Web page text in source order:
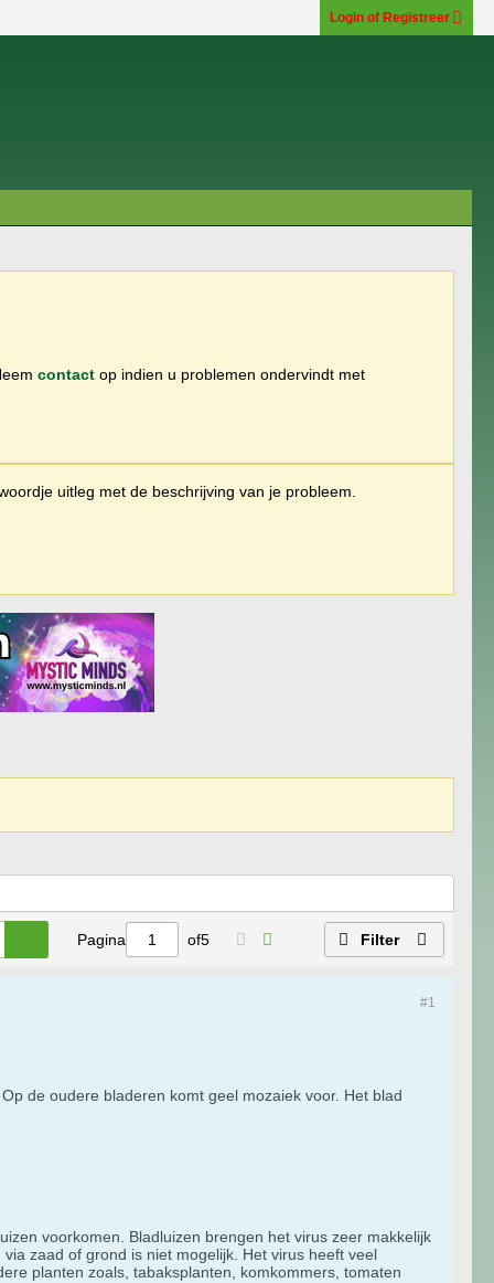
Login of Registreer
contact op indien u problemen ondervindt met
uitleg met de beschrijving van je probleem.
Pagina of5 Filter
#1
de oudere bladeren komt geel mozaiek voor. Het blad
voorkomen. Bladluizen brengen het virus zeer makkelijk
zaad of grond is niet mogelijk. Het virus heeft veel
planten zoals, tabaksplanten, komkommers, tomaten